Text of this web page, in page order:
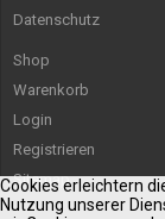
Datenschutz
Shop
Warenkorb
Login
Registrieren
Sitemap
Cookies erleichtern
Nutzung unserer